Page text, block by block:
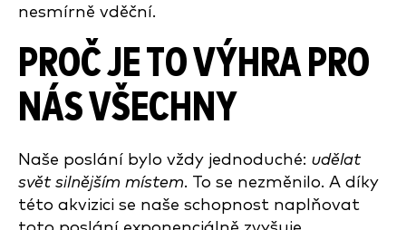
nesmírně vděční.
PROČ JE TO VÝHRA PRO
NÁS VŠECHNY
Naše poslání bylo vždy jednoduché: udělat
svět silnějším místem. To se nezměnilo. A díky
této akvizici se naše schopnost naplňovat